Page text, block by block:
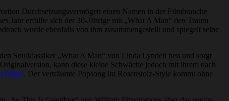
Durchsetzungsvermögen einen Namen in der Filmbranche
Jahr erfüllte sich der 30-Jährige mit „What A Man“ den Traum
wurde ebenfalls von ihm zusammengestellt und spiegelt seine
den Soulklassiker „What A Man“ von Linda Lyndell neu und sorgt
kann diese kleine Schwäche jedoch mit ihrem nach
Poisel. Der verträumte Popsong im Rosenstolz-Style kommt ohne